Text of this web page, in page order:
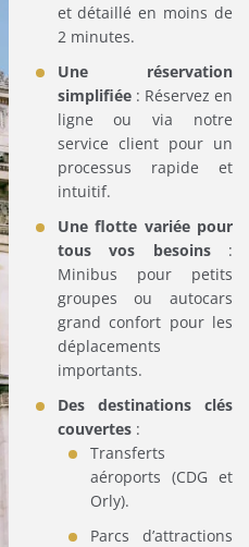
et détaillé en moins de
2 minutes.
Une réservation
simplifiée: Réservez en
ligne ou via notre
service client pour un
processus rapide et
intuitif.
Une flotte variée pour
tous vos besoins:
Minibus pour petits
groupes ou autocars
grand confort pour les
déplacements
importants.
Des destinations clés
couvertes:
Transferts
aéroports (CDG et
Orly).
Parcs d’attractions